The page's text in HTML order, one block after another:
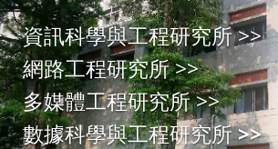
資訊科學與工程研究所>>
網路工程研究所>>
多媒體工程研究所>>
數據科學與工程研究所>>